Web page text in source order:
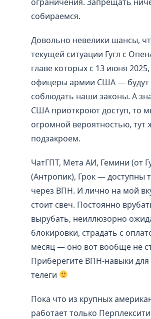
собираемся.
Довольно невелики шансы,
текущей ситуации Гугл с
главе которых с 13 июня
офицеры армии США — будут
соблюдать наши законы. А
США приоткроют доступ, то
огромной вероятностью, тут
подзакроем.
ЧатГПТ, Мета АИ, Гемини (от
(Антропик), Грок — доступны
через ВПН. И лично на мой
стоит свеч. Постоянно
вырубать, неиллюзорно
блокировки, страдать с
месяц — оно вот вообще не
Приберегите ВПН-навыки для
телеги
Пока что из крупных
работает только